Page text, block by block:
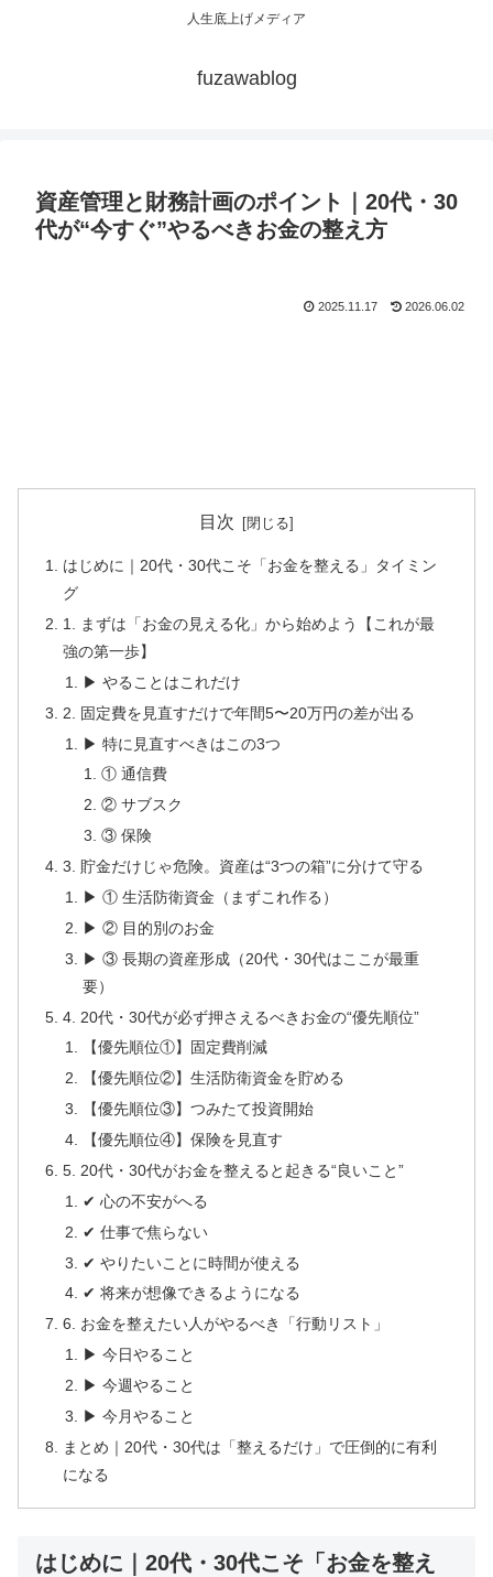
人生底上げメディア
fuzawablog
資産管理と財務計画のポイント｜20代・30
代が“今すぐ”やるべきお金の整え方
2025.11.17 2026.06.02
目次
はじめに｜20代・30代こそ「お金を整える」タイミン
グ
1. まずは「お金の見える化」から始めよう【これが最
強の第一歩】
▶ やることはこれだけ
2. 固定費を見直すだけで年間5〜20万円の差が出る
▶ 特に見直すべきはこの3つ
① 通信費
② サブスク
③ 保険
3. 貯金だけじゃ危険。資産は“3つの箱”に分けて守る
▶ ① 生活防衛資金（まずこれ作る）
▶ ② 目的別のお金
▶ ③ 長期の資産形成（20代・30代はここが最重
要）
4. 20代・30代が必ず押さえるべきお金の“優先順位”
【優先順位①】固定費削減
【優先順位②】生活防衛資金を貯める
【優先順位③】つみたて投資開始
【優先順位④】保険を見直す
5. 20代・30代がお金を整えると起きる“良いこと”
✔ 心の不安がへる
✔ 仕事で焦らない
✔ やりたいことに時間が使える
✔ 将来が想像できるようになる
6. お金を整えたい人がやるべき「行動リスト」
▶ 今日やること
▶ 今週やること
▶ 今月やること
まとめ｜20代・30代は「整えるだけ」で圧倒的に有利
になる
はじめに｜20代・30代こそ「お金を整え